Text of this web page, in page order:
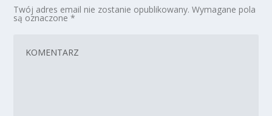
Twój adres email nie zostanie opublikowany. Wymagane pola
są oznaczone*